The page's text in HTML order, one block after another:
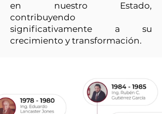
en nuestro Estado,
contribuyendo
significativamente a su
crecimiento y transformación.